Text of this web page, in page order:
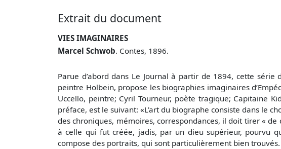
Extrait du document
VIES IMAGINAIRES
Marcel Schwob. Contes, 1896.
Parue d’abord dans Le Journal à partir de 1894, cette
peintre Holbein, propose les biographies imaginaires
Uccello, peintre; Cyril Tourneur, poète tragique; Capitaine
préface, est le suivant: «L’art du biographe consiste dans le
des chroniques, mémoires, correspondances, il doit tirer «
à celle qui fut créée, jadis, par un dieu supérieur, pourvu
compose des portraits, qui sont particulièrement bien trouvés.